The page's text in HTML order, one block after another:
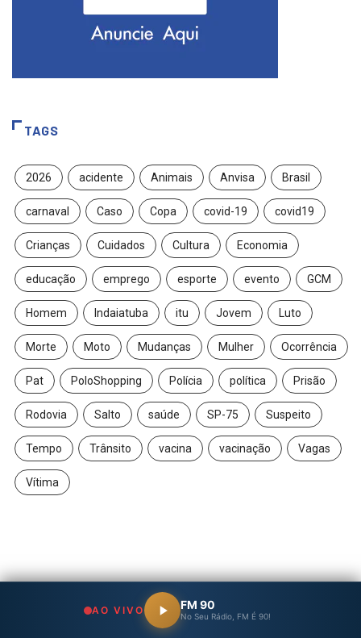
TAGS
2026 acidente Animais Anvisa Brasil
carnaval Caso Copa covid-19 covid19
Crianças Cuidados Cultura Economia
educação emprego esporte evento GCM
Homem Indaiatuba itu Jovem Luto
Morte Moto Mudanças Mulher Ocorrência
Pat PoloShopping Polícia política Prisão
Rodovia Salto saúde SP-75 Suspeito
Tempo Trânsito vacina vacinação Vagas
Vítima
AO VIVO FM 90
No Seu Rádio, FM É 90!